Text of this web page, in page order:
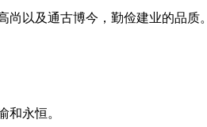
尚以及通古博今，勤俭建业的品质。
和永恒。